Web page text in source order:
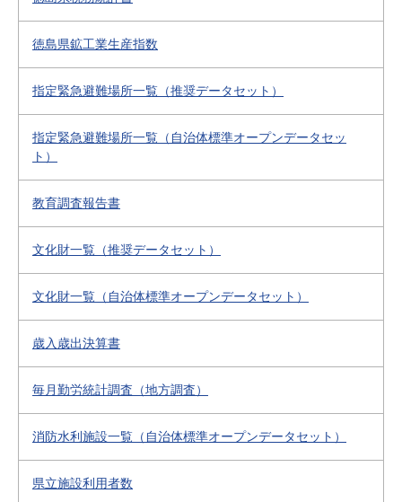
徳島県鉱工業生産指数
指定緊急避難場所一覧（推奨データセット）
指定緊急避難場所一覧（自治体標準オープンデータセッ
ト）
教育調査報告書
文化財一覧（推奨データセット）
文化財一覧（自治体標準オープンデータセット）
歳入歳出決算書
毎月勤労統計調査（地方調査）
消防水利施設一覧（自治体標準オープンデータセット）
県立施設利用者数